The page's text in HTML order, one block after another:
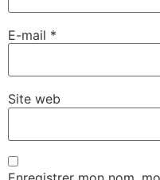
E-mail *
Site web